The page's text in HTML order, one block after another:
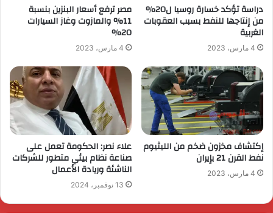
دراسة تؤكد خسارة روسيا ل20%
من إنتاجها للنفط بسبب العقوبات
الغربية
4 مارس، 2023
مصر ترفع أسعار البنزين بنسبة
11% والمازوت وغاز السيارات
20%
4 مارس، 2023
إكتشاف مخزون ضخم من الليثيوم
نفط القرن 21 بإيران
4 مارس، 2023
علاء نصر: الحكومة تعمل على
صناعة نظام بيئي متطور للشركات
الناشئة وريادة الأعمال
13 نوفمبر، 2024